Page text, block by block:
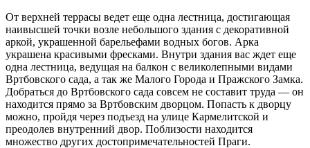
От верхней террасы ведет еще одна лестница, достигающая
наивысшей точки возле небольшого здания с декоративной
аркой, украшенной барельефами водных богов. Арка
украшена красивыми фресками. Внутри здания вас ждет еще
одна лестница, ведущая на балкон с великолепными видами
Вртбовского сада, а так же Малого Города и Пражского Замка.
Добраться до Вртбовского сада совсем не составит труда — он
находится прямо за Вртбовским дворцом. Попасть к дворцу
можно, пройдя через подъезд на улице Кармелитской и
преодолев внутренний двор. Поблизости находится
множество других достопримечательностей Праги.